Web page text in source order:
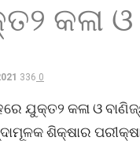
କଳା
336 0
ଯୁକ୍ତ୨ କଳା ଓ
ଶିକ୍ଷାର